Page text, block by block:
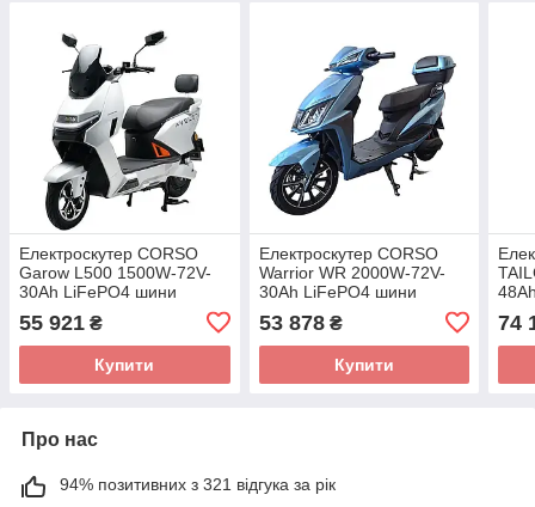
Електроскутер CORSO
Garow L500 1500W-72V-
30Ah LiFePO4 шини
55 921 ₴
Купити
Електроскутер CORSO
Warrior WR 2000W-72V-
30Ah LiFePO4 шини
53 878₴
Купити
74
Про нас
94% позитивних з 321 відгука за рік